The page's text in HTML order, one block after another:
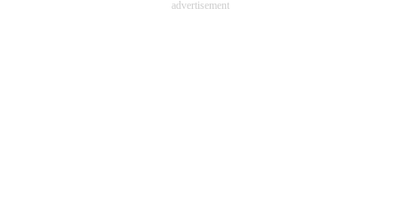
advertisement